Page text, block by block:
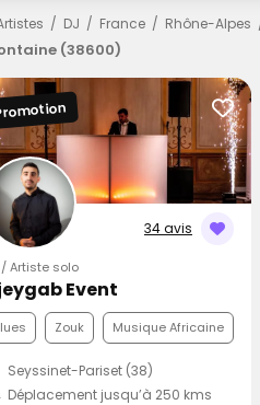
DJ France Rhône-Alpes
(38600)
34 avis
/ Artiste solo
Event
Zouk Musique Africaine
Seyssinet-Pariset (38)
Déplacement jusqu’à 250 kms